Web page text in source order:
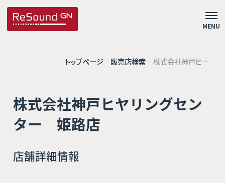
MENU
トップページ 販売店検索 株式会社神戸ヒヤ
リングセンター 姫
株式会社神戸ヒヤリングセン
ター 姫路店
店舗詳細情報